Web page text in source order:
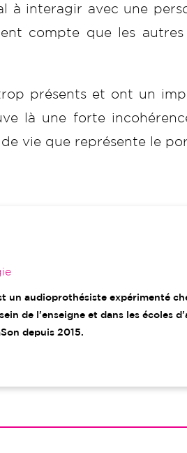
à interagir avec une
compte que les
présents et ont un
là une forte
vie que représente le
un audioprothésiste expérimenté
de l'enseigne et dans les écoles
depuis 2015.